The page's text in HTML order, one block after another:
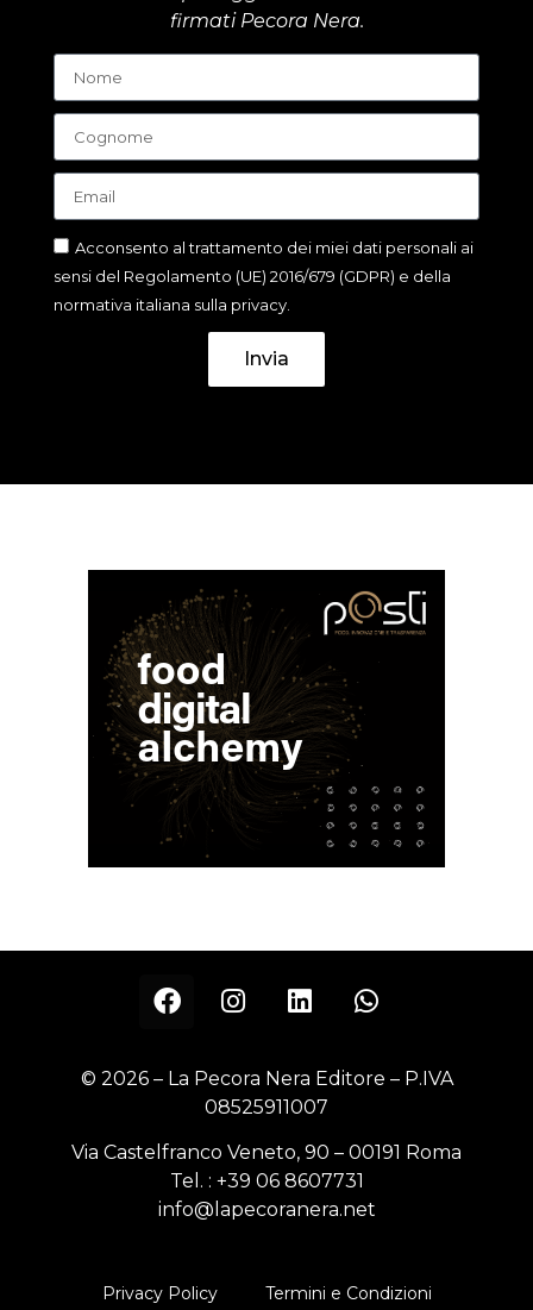
firmati Pecora Nera.
Acconsento al trattamento dei miei dati personali ai
sensi del Regolamento (UE) 2016/679 (GDPR) e della
normativa italiana sulla privacy.
Invia
© 2026 – La Pecora Nera Editore – P.IVA
08525911007
Via Castelfranco Veneto, 90 – 00191 Roma
Tel. : +39 06 8607731
info@lapecoranera.net
Privacy Policy Termini e Condizioni